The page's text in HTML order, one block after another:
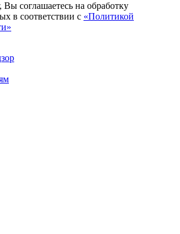
соглашаетесь на обработку
в соответствии с «Политикой